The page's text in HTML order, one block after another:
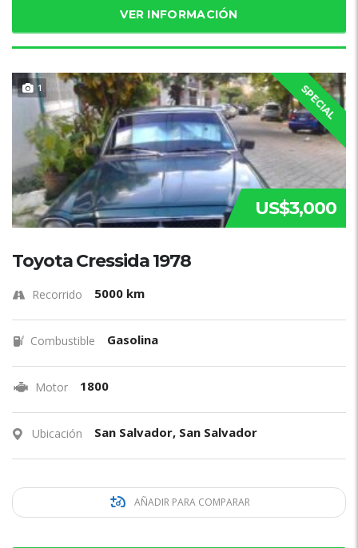
VER INFORMACIÓN
1 SPECIAL
US$3,000
Toyota Cressida 1978
Recorrido 5000 km
Combustible Gasolina
Motor 1800
Ubicación San Salvador, San Salvador
AÑADIR PARA COMPARAR